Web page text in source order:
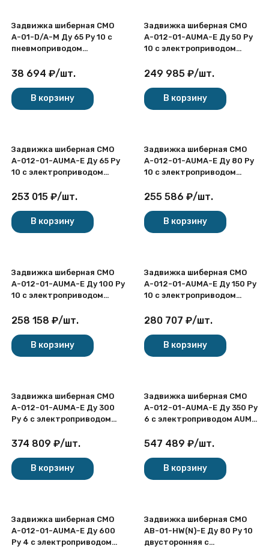
Задвижка шиберная СМО
A-01-D/A-M Ду 65 Ру 10 с
пневмоприводом
межфланцевая
38 694 ₽/шт.
В корзину
Задвижка шиберная СМО
A-012-01-AUMA-E Ду 50 Ру
10 с электроприводом
одностронняя чугунная
249 985 ₽/шт.
В корзину
Задвижка шиберная СМО
A-012-01-AUMA-E Ду 65 Ру
10 с электроприводом
одностронняя чугунная
253 015 ₽/шт.
В корзину
Задвижка шиберная СМО
A-012-01-AUMA-E Ду 80 Ру
10 с электроприводом
одностронняя чугунная
255 586 ₽/шт.
В корзину
Задвижка шиберная СМО
A-012-01-AUMA-E Ду 100 Ру
10 с электроприводом
одностронняя чугунная
258 158 ₽/шт.
В корзину
Задвижка шиберная СМО
A-012-01-AUMA-E Ду 150 Ру
10 с электроприводом
одностронняя чугунная
280 707 ₽/шт.
В корзину
Задвижка шиберная СМО
A-012-01-AUMA-E Ду 300
Ру 6 с электроприводом
одностронняя чугунная
374 809 ₽/шт.
В корзину
Задвижка шиберная СМО
A-012-01-AUMA-E Ду 350 Ру
6 с электроприводом AUMA
чугунная межфланцевая
547 489 ₽/шт.
В корзину
Задвижка шиберная СМО
A-012-01-AUMA-E Ду 600
Ру 4 с электроприводом
Задвижка шиберная СМО
AB-01-HW(N)-E Ду 80 Ру 10
двусторонняя с